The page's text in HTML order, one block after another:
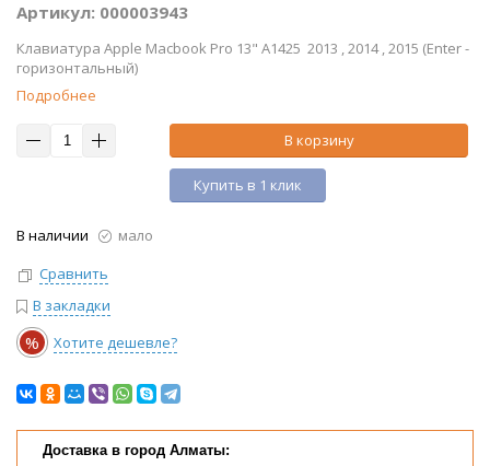
Артикул: 000003943
Клавиатура Apple Macbook Pro 13" A1425 2013 , 2014 , 2015 (Enter -
горизонтальный)
Подробнее
В корзину
Купить в 1 клик
В наличии
мало
Сравнить
В закладки
% Хотите дешевле?
Доставка в город Алматы: